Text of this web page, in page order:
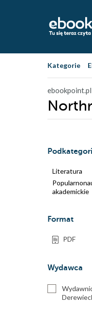
Kategorie
ebookpoint.pl
Literatura
akademickie
Format
PDF
Wydawca